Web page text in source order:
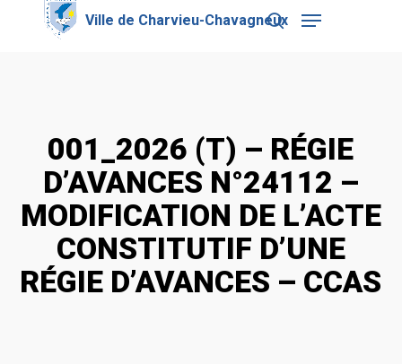
search
Menu
001_2026 (T) – RÉGIE
D’AVANCES N°24112 –
MODIFICATION DE L’ACTE
CONSTITUTIF D’UNE
RÉGIE D’AVANCES – CCAS